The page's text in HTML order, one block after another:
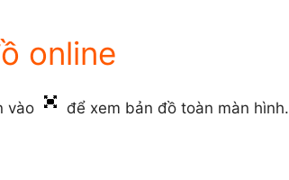
online
vào để xem bản đồ toàn màn hình.